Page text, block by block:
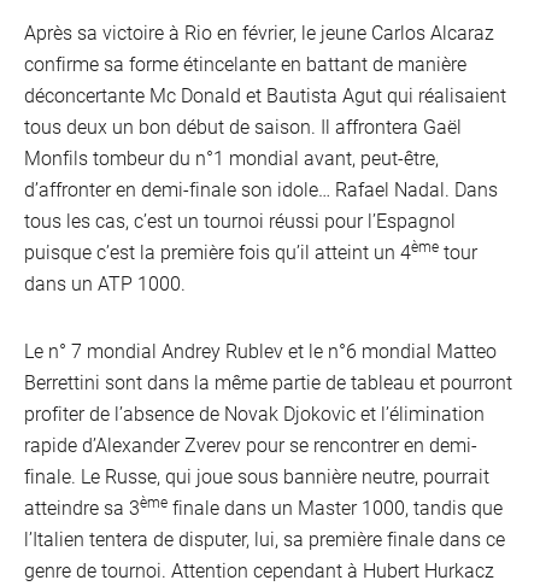
Après sa victoire à Rio en février, le jeune Carlos Alcaraz
confirme sa forme étincelante en battant de manière
déconcertante Mc Donald et Bautista Agut qui réalisaient
tous deux un bon début de saison. Il affrontera Gaël
Monfils tombeur du n°1 mondial avant, peut-être,
d’affronter en demi-finale son idole… Rafael Nadal. Dans
tous les cas, c’est un tournoi réussi pour l’Espagnol
puisque c’est la première fois qu’il atteint un 4ème tour
dans un ATP 1000.
Le n° 7 mondial Andrey Rublev et le n°6 mondial Matteo
Berrettini sont dans la même partie de tableau et pourront
profiter de l’absence de Novak Djokovic et l’élimination
rapide d’Alexander Zverev pour se rencontrer en demi-
finale. Le Russe, qui joue sous bannière neutre, pourrait
atteindre sa 3ème finale dans un Master 1000, tandis que
l’Italien tentera de disputer, lui, sa première finale dans ce
genre de tournoi. Attention cependant à Hubert Hurkacz